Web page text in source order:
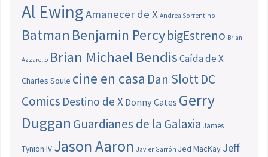
Al EwingAmanecer de X Andrea Sorrentino
Batman Benjamin PercybigEstreno Brian
Azzarello Brian Michael BendisCaída de X
Charles Soule cine en casa Dan SlottDC
Comics Destino de X Donny Cates Gerry
Duggan Guardianes de la Galaxia James
Tynion IV Jason Aaron Javier Garrón Jed MacKay Jeff